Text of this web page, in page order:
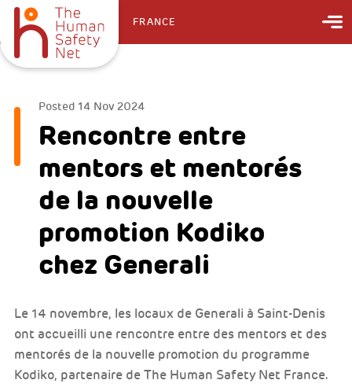
FRANCE
Posted 14 Nov 2024
Rencontre entre
mentors et mentorés
de la nouvelle
promotion Kodiko
chez Generali
Le 14 novembre, les locaux de Generali à Saint-Denis
ont accueilli une rencontre entre des mentors et des
mentorés de la nouvelle promotion du programme
Kodiko, partenaire de The Human Safety Net France.